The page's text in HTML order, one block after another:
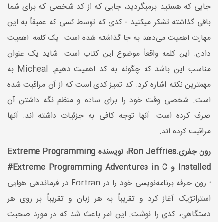
جایی که هستید برمیگردید، جایی که از کد شخصی که برای شما
باقی گذاشته تشکر میکنید - کدی که توسط کسی که عمیقاً به این
مهارت اهمیت می‌دهد به جا گذاشته شده است. یک کلمه: اهمیت
دادن. این کلمه واقعاً موضوع این کتاب است. شاید یک عنوان
مناسب این باشد که چگونه به کد اهمیت دهیم. Micheal به
مهمترین نکته اشاره کرد. کد تمیز کدی است که از آن مراقبت شده
است. شخصی وقت خود را برای ساده و منظم نگه داشتن آن
صرف کرده است. آنها توجه کافی به جزئیات داشته اند. آنها
مراقبت کرده اند.
رون جفری.Ron Jeffries، نویسنده Extreme Programming
Installed و Extreme Programming Adventures in C#
:
رون حرفه برنامه‌نویسی خود را در Fortran در فرماندهی هوایی
استراتژیک آغاز کرد و تقریباً به هر زبان و تقریباً بر روی هر
دستگاهی، کدی را نوشت. این امر باعث شد که در مورد صحبت